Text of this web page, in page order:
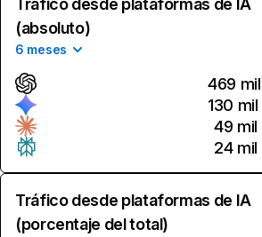
Tráfico desde plataformas de IA
(absoluto)
6 meses
469 mil
130 mil
49 mil
24 mil
Tráfico desde plataformas de IA
(porcentaje del total)